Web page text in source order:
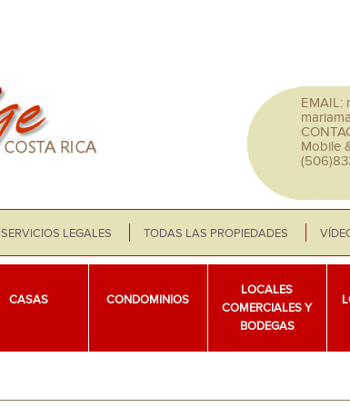
EMAIL:
Mobile
SERVICIOS LEGALES TODAS LAS PROPIEDADES
CASAS CONDOMINIOS
LOCALES
COMERCIALES Y
BODEGAS